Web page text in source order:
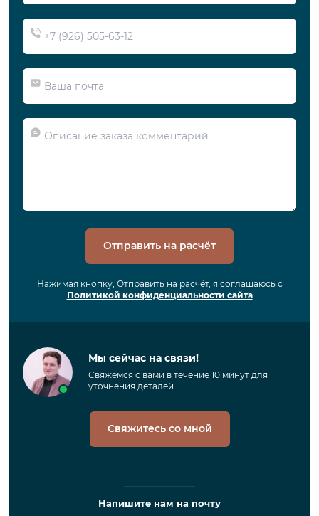
Отправить на расчёт
Нажимая кнопку, Отправить на расчёт, я соглашаюсь с
Политикой конфиденциальности сайта
Мы сейчас на связи!
Свяжемся с вами в течение 10 минут для
уточнения деталей
Свяжитесь со мной
Напишите нам на почту